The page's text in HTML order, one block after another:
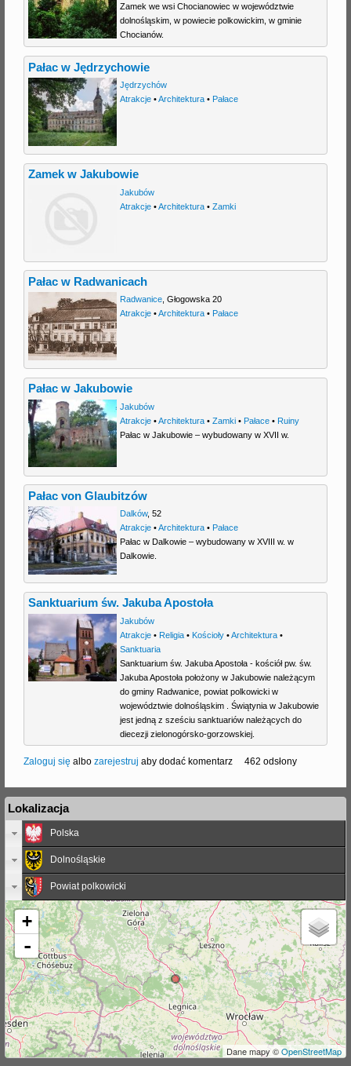
Zamek we wsi Chocianowiec w województwie
dolnośląskim, w powiecie polkowickim, w gminie
Chocianów.
Pałac w Jędrzychowie
Jędrzychów
Atrakcje•Architektura• Pałace
Zamek w Jakubowie
Jakubów
Atrakcje•Architektura• Zamki
Pałac w Radwanicach
Radwanice, Głogowska 20
Atrakcje•Architektura• Pałace
Pałac w Jakubowie
Jakubów
Atrakcje•Architektura• Zamki• Pałace• Ruiny
Pałac w Jakubowie – wybudowany w XVII w.
Pałac von Glaubitzów
Dalków, 52
Atrakcje•Architektura• Pałace
Pałac w Dalkowie – wybudowany w XVIII w. w
Dalkowie.
Sanktuarium św. Jakuba Apostoła
Jakubów
Atrakcje• Religia• Kościoły•Architektura•
Sanktuaria
Sanktuarium św. Jakuba Apostoła - kościół pw. św.
Jakuba Apostoła położony w Jakubowie należącym
do gminy Radwanice, powiat polkowicki w
województwie dolnośląskim . Świątynia w Jakubowie
jest jedną z sześciu sanktuariów należących do
diecezji zielonogórsko-gorzowskiej.
Zaloguj się albo zarejestruj aby dodać komentarz 462 odsłony
Lokalizacja
Polska
Dolnośląskie
Powiat polkowicki
+
-
Dane mapy ©OpenStreetMap